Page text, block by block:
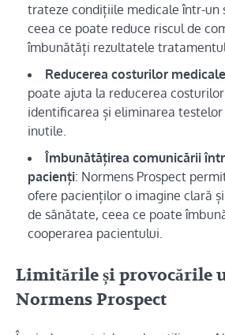
trateze condițiile medicale într-un
ceea ce poate reduce riscul de
îmbunătăți rezultatele
Reducerea costurilor medicale
poate ajuta la reducerea
identificarea și eliminarea
inutile.
Îmbunătățirea comunicării
pacienți: Normens Prospect
ofere pacienților o imagine clară
de sănătate, ceea ce poate
cooperarea pacientului.
Limitările și provocările
Normens Prospect